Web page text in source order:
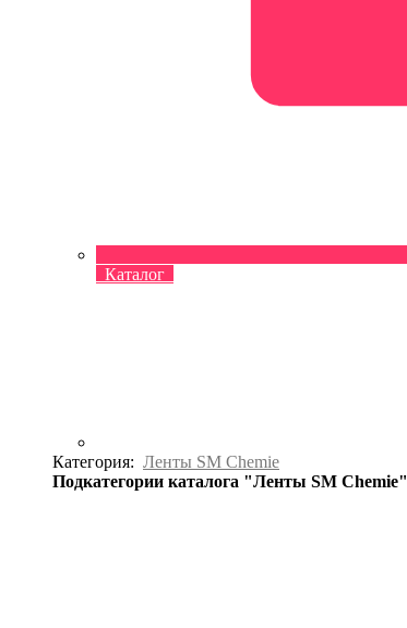
Каталог
Категория: Ленты SM Chemie
Подкатегории каталога "Ленты SM Chemie"